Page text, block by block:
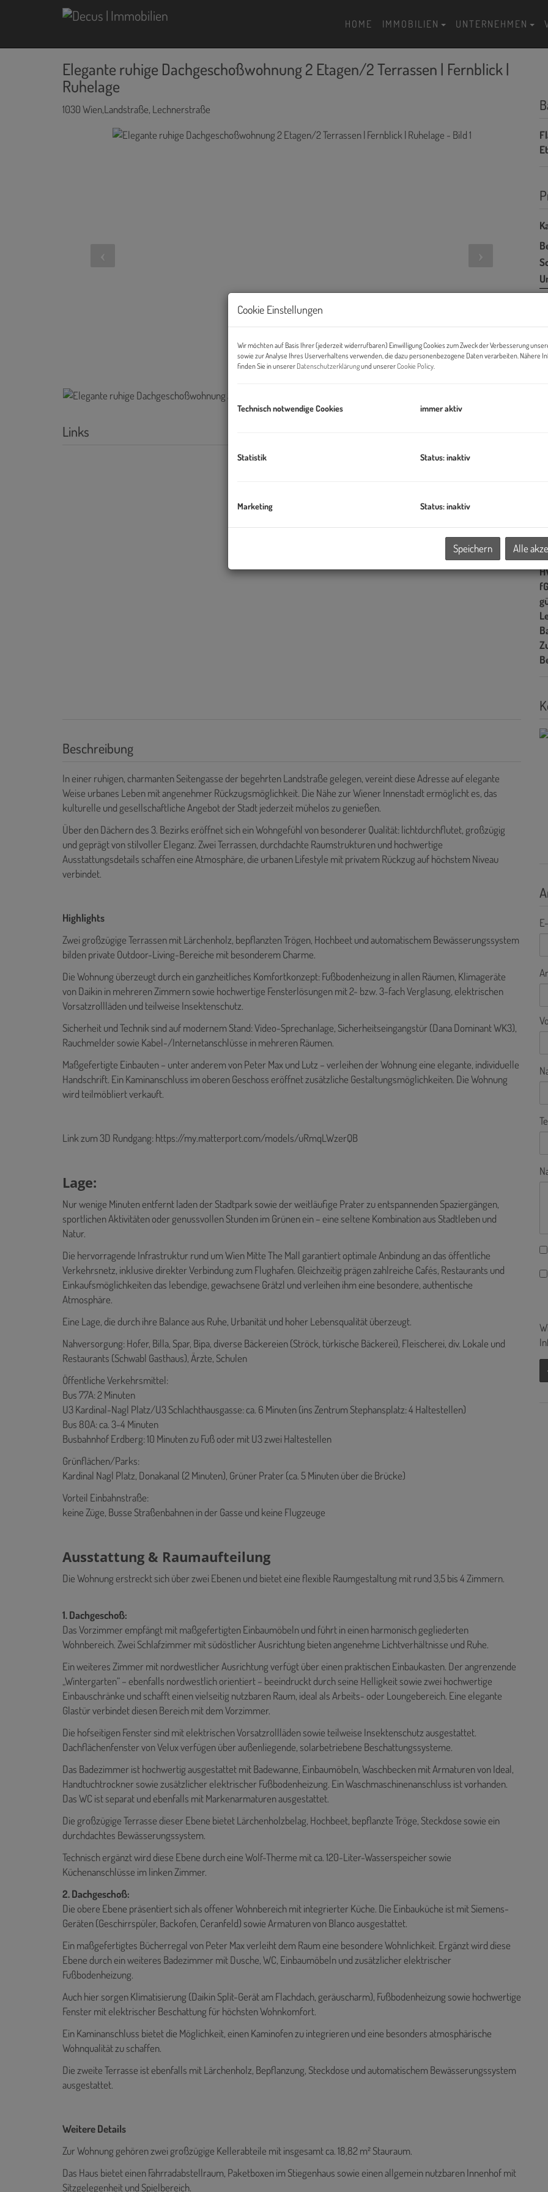
HOME IMMOBILIEN UNTERNEHMEN
Elegante ruhige Dachgeschoßwohnung 2 Etagen/2 Terrassen | Fernblick |
Ruhelage
1030 Wien,Landstraße, Lechnerstraße
Links
Beschreibung
In einer ruhigen, charmanten Seitengasse der begehrten Landstraße gelegen, vereint diese Adresse auf elegante
Weise urbanes Leben mit angenehmer Rückzugsmöglichkeit. Die Nähe zur Wiener Innenstadt ermöglicht es, das
kulturelle und gesellschaftliche Angebot der Stadt jederzeit mühelos zu genießen.
Über den Dächern des 3. Bezirks eröffnet sich ein Wohngefühl von besonderer Qualität: lichtdurchflutet, großzügig
und geprägt von stilvoller Eleganz. Zwei Terrassen, durchdachte Raumstrukturen und hochwertige
Ausstattungsdetails schaffen eine Atmosphäre, die urbanen Lifestyle mit privatem Rückzug auf höchstem Niveau
verbindet.
Highlights
Zwei großzügige Terrassen mit Lärchenholz, bepflanzten Trögen, Hochbeet und automatischem Bewässerungssystem
bilden private Outdoor-Living-Bereiche mit besonderem Charme.
Die Wohnung überzeugt durch ein ganzheitliches Komfortkonzept: Fußbodenheizung in allen Räumen, Klimageräte
von Daikin in mehreren Zimmern sowie hochwertige Fensterlösungen mit 2- bzw. 3-fach Verglasung, elektrischen
Vorsatzrollläden und teilweise Insektenschutz.
Sicherheit und Technik sind auf modernem Stand: Video-Sprechanlage, Sicherheitseingangstür (Dana Dominant WK3),
Rauchmelder sowie Kabel-/Internetanschlüsse in mehreren Räumen.
Maßgefertigte Einbauten – unter anderem von Peter Max und Lutz – verleihen der Wohnung eine elegante, individuelle
Handschrift. Ein Kaminanschluss im oberen Geschoss eröffnet zusätzliche Gestaltungsmöglichkeiten. Die Wohnung
wird teilmöbliert verkauft.
Link zum 3D Rundgang: https://my.matterport.com/models/uRmqLWzerQB
Lage:
Nur wenige Minuten entfernt laden der Stadtpark sowie der weitläufige Prater zu entspannenden Spaziergängen,
sportlichen Aktivitäten oder genussvollen Stunden im Grünen ein – eine seltene Kombination aus Stadtleben und
Natur.
Die hervorragende Infrastruktur rund um Wien Mitte The Mall garantiert optimale Anbindung an das öffentliche
Verkehrsnetz, inklusive direkter Verbindung zum Flughafen. Gleichzeitig prägen zahlreiche Cafés, Restaurants und
Einkaufsmöglichkeiten das lebendige, gewachsene Grätzl und verleihen ihm eine besondere, authentische
Atmosphäre.
Eine Lage, die durch ihre Balance aus Ruhe, Urbanität und hoher Lebensqualität überzeugt.
Nahversorgung: Hofer, Billa, Spar, Bipa, diverse Bäckereien (Ströck, türkische Bäckerei), Fleischerei, div. Lokale und
Restaurants (Schwabl Gasthaus), Ärzte, Schulen
Öffentliche Verkehrsmittel:
Bus 77A: 2 Minuten
U3 Kardinal-Nagl Platz/U3 Schlachthausgasse: ca. 6 Minuten (ins Zentrum Stephansplatz: 4 Haltestellen)
Bus 80A: ca. 3-4 Minuten
Busbahnhof Erdberg: 10 Minuten zu Fuß oder mit U3 zwei Haltestellen
Grünflächen/Parks:
Kardinal Nagl Platz, Donakanal (2 Minuten), Grüner Prater (ca. 5 Minuten über die Brücke)
Vorteil Einbahnstraße:
keine Züge, Busse Straßenbahnen in der Gasse und keine Flugzeuge
Ausstattung & Raumaufteilung
Die Wohnung erstreckt sich über zwei Ebenen und bietet eine flexible Raumgestaltung mit rund 3,5 bis 4 Zimmern.
1. Dachgeschoß:
Das Vorzimmer empfängt mit maßgefertigten Einbaumöbeln und führt in einen harmonisch gegliederten
Wohnbereich. Zwei Schlafzimmer mit südöstlicher Ausrichtung bieten angenehme Lichtverhältnisse und Ruhe.
Ein weiteres Zimmer mit nordwestlicher Ausrichtung verfügt über einen praktischen Einbaukasten. Der angrenzende
„Wintergarten“ – ebenfalls nordwestlich orientiert – beeindruckt durch seine Helligkeit sowie zwei hochwertige
Einbauschränke und schafft einen vielseitig nutzbaren Raum, ideal als Arbeits- oder Loungebereich. Eine elegante
Glastür verbindet diesen Bereich mit dem Vorzimmer.
Die hofseitigen Fenster sind mit elektrischen Vorsatzrollläden sowie teilweise Insektenschutz ausgestattet.
Dachflächenfenster von Velux verfügen über außenliegende, solarbetriebene Beschattungssysteme.
Das Badezimmer ist hochwertig ausgestattet mit Badewanne, Einbaumöbeln, Waschbecken mit Armaturen von Ideal,
Handtuchtrockner sowie zusätzlicher elektrischer Fußbodenheizung. Ein Waschmaschinenanschluss ist vorhanden.
Das WC ist separat und ebenfalls mit Markenarmaturen ausgestattet.
Die großzügige Terrasse dieser Ebene bietet Lärchenholzbelag, Hochbeet, bepflanzte Tröge, Steckdose sowie ein
durchdachtes Bewässerungssystem.
Technisch ergänzt wird diese Ebene durch eine Wolf-Therme mit ca. 120-Liter-Wasserspeicher sowie
Küchenanschlüsse im linken Zimmer.
2. Dachgeschoß:
Die obere Ebene präsentiert sich als offener Wohnbereich mit integrierter Küche. Die Einbauküche ist mit Siemens-
Geräten (Geschirrspüler, Backofen, Ceranfeld) sowie Armaturen von Blanco ausgestattet.
Ein maßgefertigtes Bücherregal von Peter Max verleiht dem Raum eine besondere Wohnlichkeit. Ergänzt wird diese
Ebene durch ein weiteres Badezimmer mit Dusche, WC, Einbaumöbeln und zusätzlicher elektrischer
Fußbodenheizung.
Auch hier sorgen Klimatisierung (Daikin Split-Gerät am Flachdach, geräuscharm), Fußbodenheizung sowie hochwertige
Fenster mit elektrischer Beschattung für höchsten Wohnkomfort.
Ein Kaminanschluss bietet die Möglichkeit, einen Kaminofen zu integrieren und eine besonders atmosphärische
Wohnqualität zu schaffen.
Die zweite Terrasse ist ebenfalls mit Lärchenholz, Bepflanzung, Steckdose und automatischem Bewässerungssystem
ausgestattet.
Weitere Details
Zur Wohnung gehören zwei großzügige Kellerabteile mit insgesamt ca. 18,82 m² Stauraum.
Das Haus bietet einen Fahrradabstellraum, Paketboxen im Stiegenhaus sowie einen allgemein nutzbaren Innenhof mit
Sitzgelegenheit und Spielbereich.
Cookie Einstellungen
Wir möchten auf Basis Ihrer (jederzeit widerrufbaren) Einwilligung Cookies zum Zweck der Verbesserung
sowie zur Analyse Ihres Userverhaltens verwenden, die dazu personenbezogene Daten verarbeiten. Nähere
finden Sie in unserer Datenschutzerklärungund unsererCookie Policy.
Technisch notwendige Cookies immer aktiv
Statistik Status: inaktiv
Marketing Status: inaktiv
Speichern Alle